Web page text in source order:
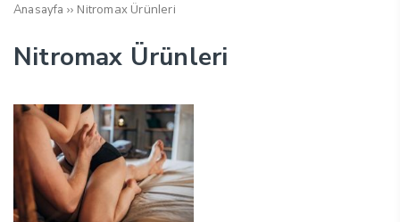
Anasayfa ›› Nitromax Ürünleri
Nitromax Ürünleri